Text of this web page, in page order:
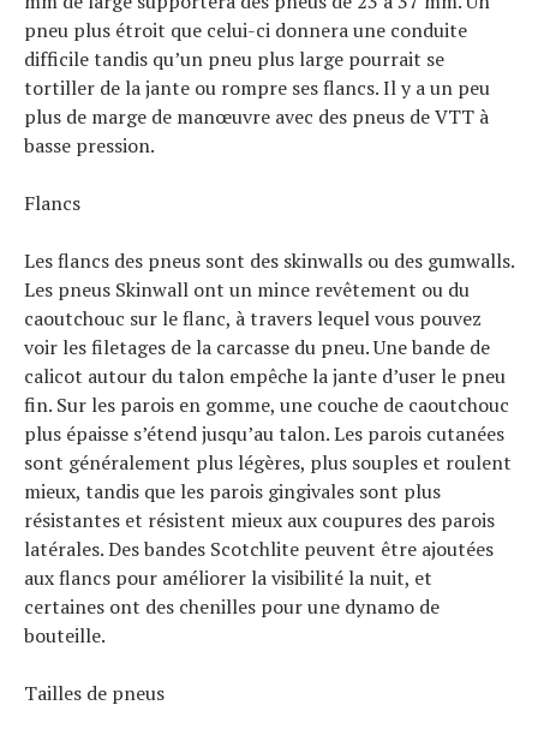
pneu plus étroit que celui-ci donnera une conduite
difficile tandis qu’un pneu plus large pourrait se
tortiller de la jante ou rompre ses flancs. Il y a un peu
plus de marge de manœuvre avec des pneus de VTT à
basse pression.
Flancs
Les flancs des pneus sont des skinwalls ou des gumwalls.
Les pneus Skinwall ont un mince revêtement ou du
caoutchouc sur le flanc, à travers lequel vous pouvez
voir les filetages de la carcasse du pneu. Une bande de
calicot autour du talon empêche la jante d’user le pneu
fin. Sur les parois en gomme, une couche de caoutchouc
plus épaisse s’étend jusqu’au talon. Les parois cutanées
sont généralement plus légères, plus souples et roulent
mieux, tandis que les parois gingivales sont plus
résistantes et résistent mieux aux coupures des parois
latérales. Des bandes Scotchlite peuvent être ajoutées
aux flancs pour améliorer la visibilité la nuit, et
certaines ont des chenilles pour une dynamo de
bouteille.
Tailles de pneus